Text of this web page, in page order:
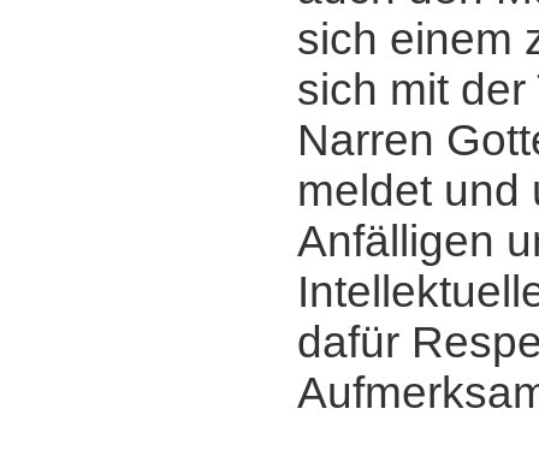
sich einem
sich mit der
Narren
meldet und
Anfälligen
dafür